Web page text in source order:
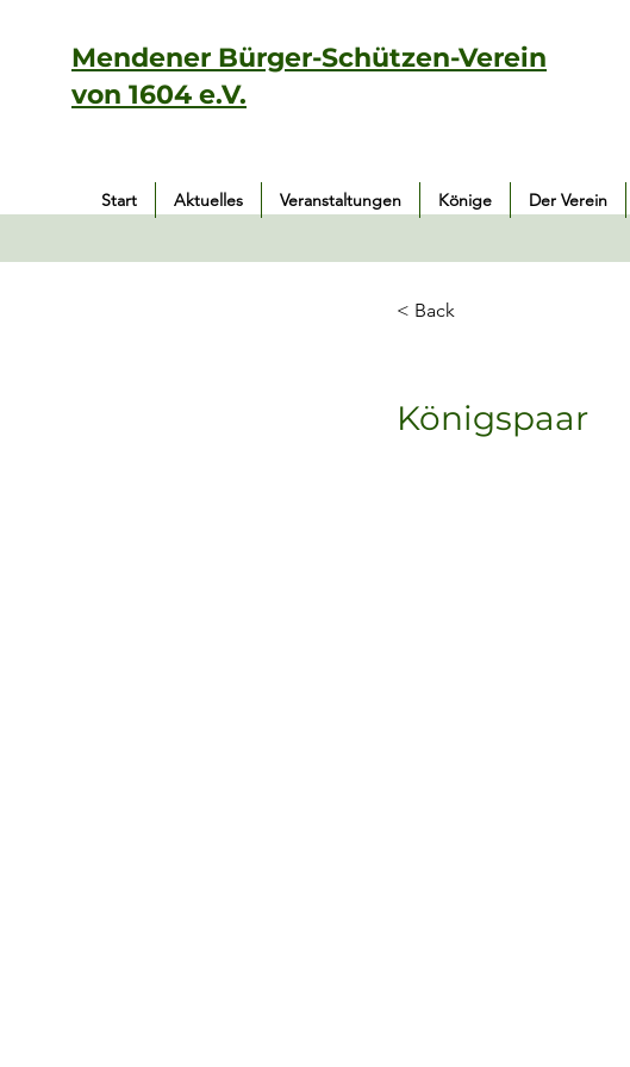
Mendener Bürger-Schützen-Verein
von 1604 e.V.
Start Aktuelles Veranstaltungen Könige Der Verein
< Back
Königspaar